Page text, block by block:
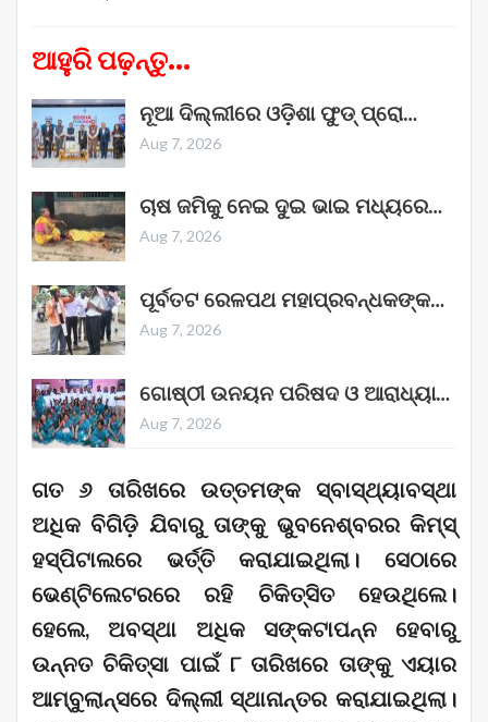
ଆହୁରି ପଢ଼ନ୍ତୁ...
ନୂଆ ଦିଲ୍ଲୀରେ ଓଡ଼ିଶା ଫୁଡ୍ ପ୍ରୋ…
Aug 7, 2026
ଚାଷ ଜମିକୁ ନେଇ ଦୁଇ ଭାଇ ମଧ୍ୟରେ…
Aug 7, 2026
ପୂର୍ବତଟ ରେଳପଥ ମହାପ୍ରବନ୍ଧକଙ୍କ…
Aug 7, 2026
ଗୋଷ୍ଠୀ ଉନୟନ ପରିଷଦ ଓ ଆରାଧ୍ୟା…
Aug 7, 2026
ଗତ ୬ ତାରିଖରେ ଉତ୍ତମଙ୍କ ସ୍ବାସ୍ଥ୍ୟାବସ୍ଥା
ଅଧିକ ବିଗିଡ଼ି ଯିବାରୁ ତାଙ୍କୁ ଭୁବନେଶ୍ବରର କିମ୍‌ସ୍‌
ହସ୍ପିଟାଲରେ ଭର୍ତ୍ତି କରାଯାଇଥିଲା। ସେଠାରେ
ଭେଣ୍ଟିଲେଟରରେ ରହି ଚିକିତ୍ସିତ ହେଉଥିଲେ।
ହେଲେ, ଅବସ୍ଥା ଅଧିକ ସଙ୍କଟାପନ୍ନ ହେବାରୁ
ଉନ୍ନତ ଚିକିତ୍ସା ପାଇଁ ୮ ତାରିଖରେ ତାଙ୍କୁ ଏୟାର
ଆମ୍ବୁଲାନ୍ସରେ ଦିଲ୍ଲୀ ସ୍ଥାନାନ୍ତର କରାଯାଇଥିଲା।